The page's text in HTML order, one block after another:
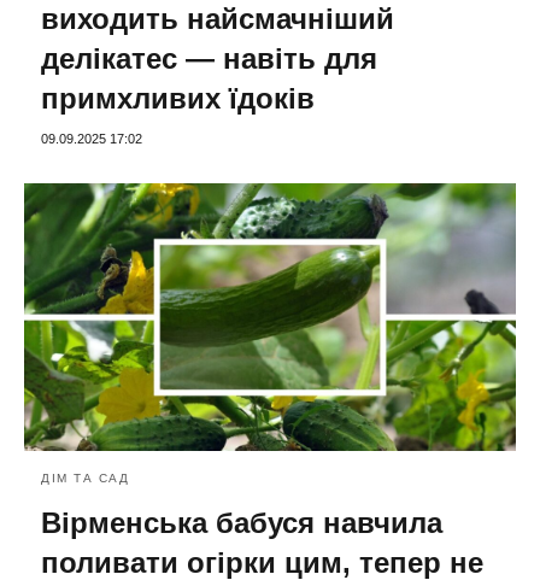
виходить найсмачніший
делікатес — навіть для
примхливих їдоків
09.09.2025 17:02
ДІМ ТА САД
Вірменська бабуся навчила
поливати огірки цим, тепер не